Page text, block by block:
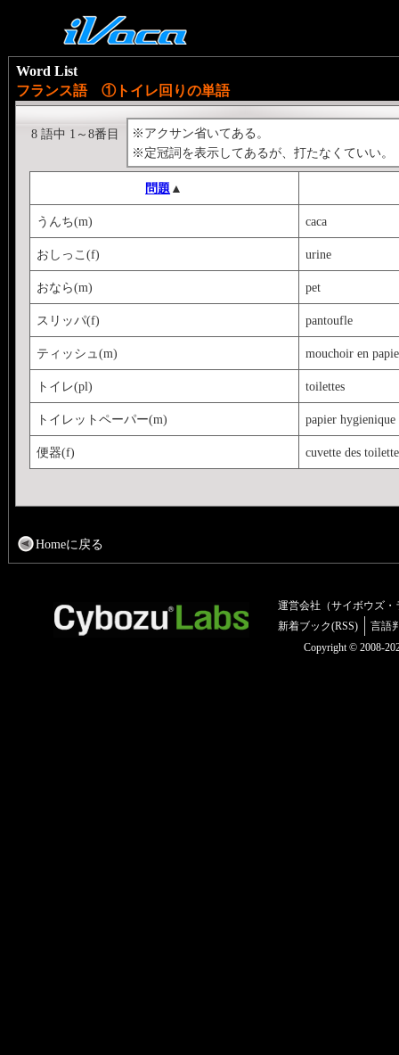
Word List
フランス語 ①トイレ回りの単語
※アクサン省いてある。
※定冠詞を表示してあるが、打たなくていい。
8 語中 1～8番目
問題 ▲
うんち(m) caca
おしっこ(f) urine
おなら(m) pet
スリッパ(f) pantoufle
ティッシュ(m) mouchoir en
トイレ(pl) toilettes
トイレットペーパー(m) papier hygienique
便器(f) cuvette des
Homeに戻る
運営会社（サイボウズ・
新着ブック(RSS)
言語
Copyright © 2008-